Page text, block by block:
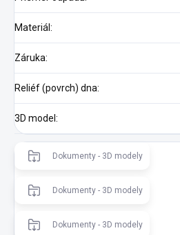
Materiál :
Záruka:
Reliéf (povrch) dna:
3D model :
Dokumenty - 3D modely
Dokumenty - 3D modely
Dokumenty - 3D modely